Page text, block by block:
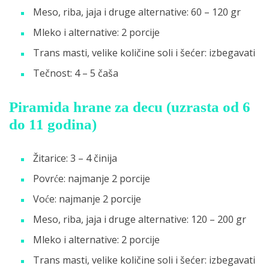
Meso, riba, jaja i druge alternative: 60 – 120 gr
Mleko i alternative: 2 porcije
Trans masti, velike količine soli i šećer: izbegavati
Tečnost: 4 – 5 čaša
Piramida hrane za decu (uzrasta od 6
do 11 godina)
Žitarice: 3 – 4 činija
Povrće: najmanje 2 porcije
Voće: najmanje 2 porcije
Meso, riba, jaja i druge alternative: 120 – 200 gr
Mleko i alternative: 2 porcije
Trans masti, velike količine soli i šećer: izbegavati